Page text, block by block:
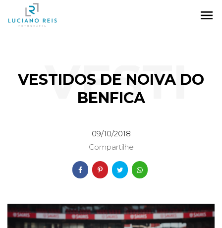
menu
VESTIDOS DE NOIVA DO
BENFICA
VESTI
DOS
DE
09/10/2018
Compartilhe